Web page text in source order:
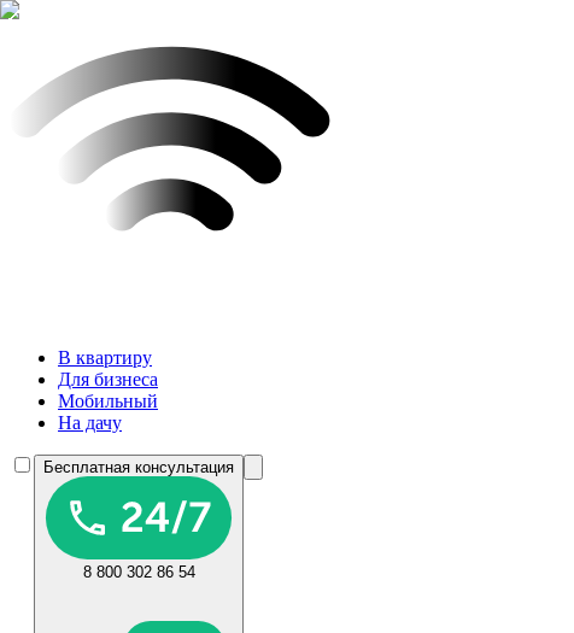
В квартиру
Для бизнеса
Мобильный
На дачу
Бесплатная консультация
8 800 302 86 54